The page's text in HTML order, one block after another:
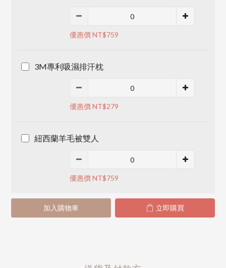
優惠價 NT$759
3M專利吸濕排汗枕
優惠價 NT$279
紐西蘭羊毛被雙人
優惠價 NT$759
加入購物車 立即購買